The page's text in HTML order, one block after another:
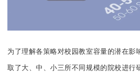
为了理解各策略对校园教室容量的潜在影
取了大、中、小三所不同规模的院校进行